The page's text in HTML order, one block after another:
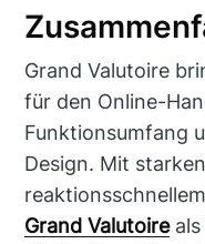
Grand Valutoire
für den Online-
Funktionsumfang
Design. Mit
Grand Valutoireals